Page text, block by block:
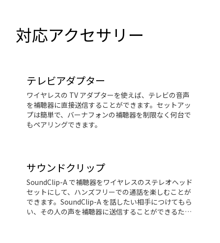
対応アクセサリー
テレビアダプター
ワイヤレスの TV アダプターを使えば、テレビの音声
を補聴器に直接送信することができます。セットアッ
プは簡単で、バーナフォンの補聴器を制限なく何台で
もペアリングできます。
サウンドクリップ
SoundClip-A で補聴器をワイヤレスのステレオヘッド
セットにして、ハンズフリーでの通話を楽しむことが
できます。SoundClip-A を話したい相手につけてもら
い、その人の声を補聴器に送信することができるた